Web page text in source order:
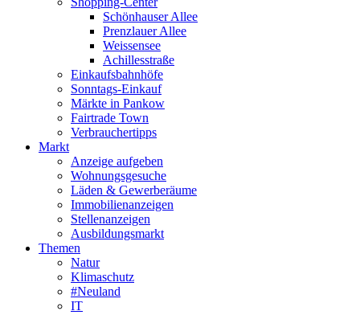
Schönhauser Allee
Prenzlauer Allee
Weissensee
Achillesstraße
Einkaufsbahnhöfe
Sonntags-Einkauf
Märkte in Pankow
Fairtrade Town
Verbrauchertipps
Markt
Anzeige aufgeben
Wohnungsgesuche
Läden & Gewerberäume
Immobilienanzeigen
Stellenanzeigen
Ausbildungsmarkt
Themen
Natur
Klimaschutz
#Neuland
IT